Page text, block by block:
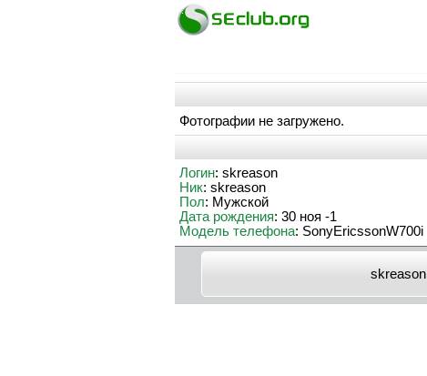
Фотографии не загружено.
Логин: skreason
Ник: skreason
Пол: Мужской
Дата рождения: 30 ноя -1
Модель телефона: SonyEricssonW700i
skreason